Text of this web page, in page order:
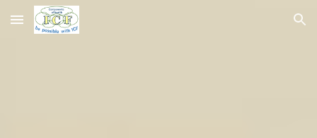
Skip to main content Skip to navigation